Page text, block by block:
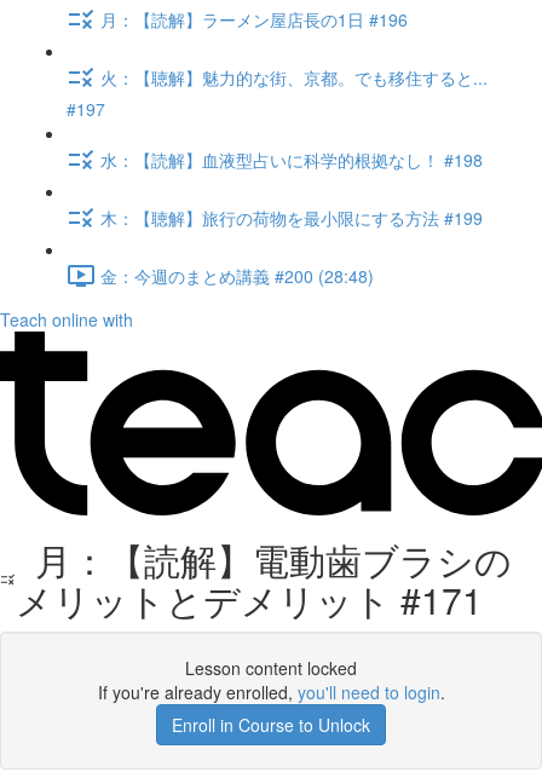
月：【読解】ラーメン屋店長の1日 #196
火：【聴解】魅力的な街、京都。でも移住すると...
#197
水：【読解】血液型占いに科学的根拠なし！ #198
木：【聴解】旅行の荷物を最小限にする方法 #199
金：今週のまとめ講義 #200 (28:48)
Teach online with
月：【読解】電動歯ブラシの
メリットとデメリット #171
Lesson content locked
If you're already enrolled, you'll need to login.
Enroll in Course to Unlock